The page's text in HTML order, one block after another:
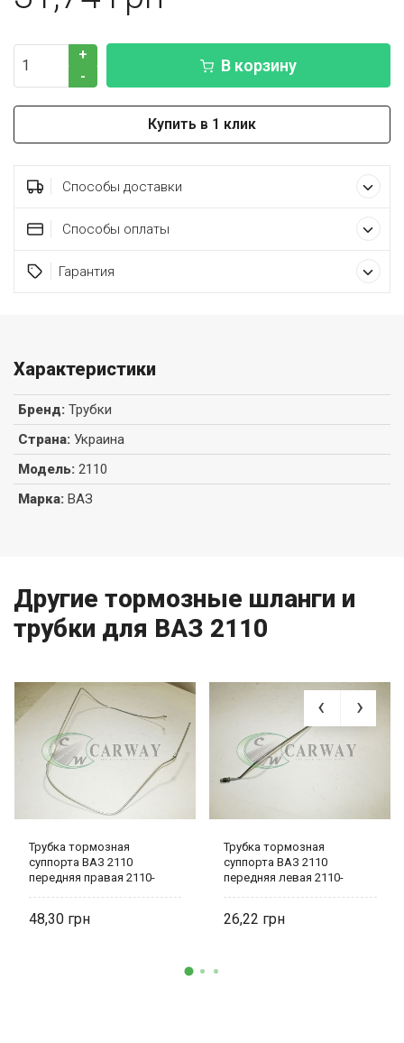
+
-
В корзину
Купить в 1 клик
Способы доставки
Способы оплаты
Гарантия
Характеристики
Бренд: Трубки
Страна: Украина
Модель: 2110
Марка: ВАЗ
Другие тормозные шланги и
трубки для ВАЗ 2110
Трубка тормозная
суппорта ВАЗ 2110
передняя правая 2110-
48,30
Трубка тормозная
суппорта ВАЗ 2110
передняя левая 2110-
26,22